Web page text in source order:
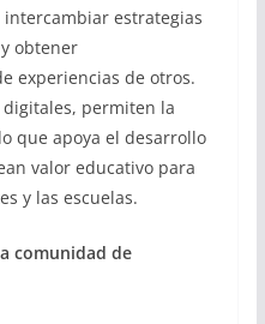
estrategias
obtener
experiencias de otros.
permiten la
que apoya el desarrollo
valor educativo para
y las escuelas.
comunidad de